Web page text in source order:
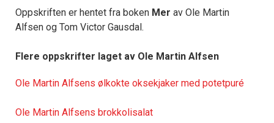
Oppskriften er hentet fra boken Mer av Ole Martin
Alfsen og Tom Victor Gausdal.
Flere oppskrifter laget av Ole Martin Alfsen
Ole Martin Alfsens ølkokte oksekjaker med potetpuré
Ole Martin Alfsens brokkolisalat